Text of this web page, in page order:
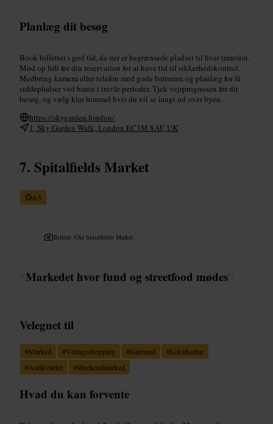
Planlæg dit besøg
Book billetter i god tid, da der er begrænsede pladser til hver timeslot.
Mød op lidt før din reservation for at have tid til sikkerhedskontrol.
Medbring kamera eller telefon med gode batterier, og planlæg for få
siddepladser ved baren i travle perioder. Tjek vejrprognosen før dit
besøg, og vælg klar himmel hvis du vil se langt ud over byen.
https://skygarden.london/
1, Sky Garden Walk, London EC3M 8AF, UK
Spitalfields Market
4,5
Billede /Old Spitalfields Market
“Markedet hvor fund og streetfood mødes”
Velegnet til
#Marked #Vintageshopping #Gatemad #Lokalkultur
#Antikviteter #Weekendmarked
Hvad du kan forvente